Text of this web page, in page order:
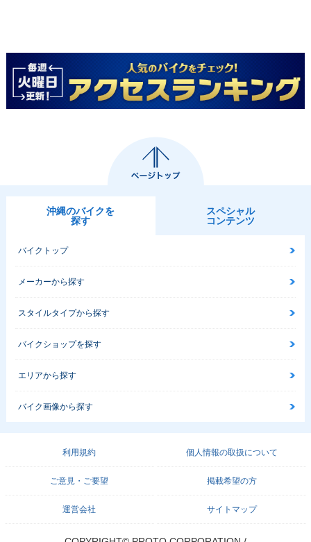
沖縄のバイクを
探す
スペシャル
コンテンツ
バイクトップ
メーカーから探す
スタイルタイプから探す
バイクショップを探す
エリアから探す
バイク画像から探す
利用規約 個人情報の取扱について
ご意見・ご要望 掲載希望の方
運営会社 サイトマップ